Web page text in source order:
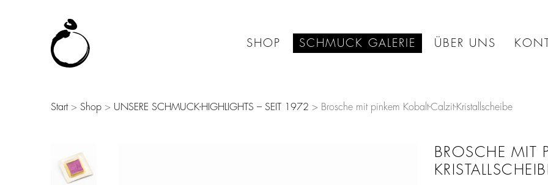
SHOP SCHMUCK GALERIE ÜBER UNS
Start> Shop > UNSERE SCHMUCK-HIGHLIGHTS – SEIT 1972 > Brosche mit pinkem Kobalt-Calzit-Kristallscheibe
BROSCHE MIT